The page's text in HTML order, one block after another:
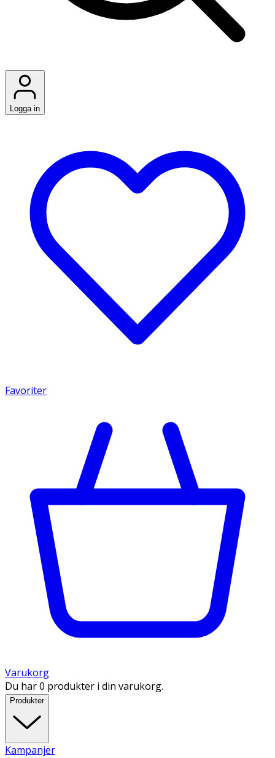
Logga in
Favoriter
Varukorg
Du har 0 produkter i din varukorg.
Produkter
Kampanjer